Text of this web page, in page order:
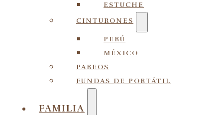
ESTUCHE
CINTURONES
PERÚ
MÉXICO
PAREOS
FUNDAS DE PORTÁTIL
FAMILIA